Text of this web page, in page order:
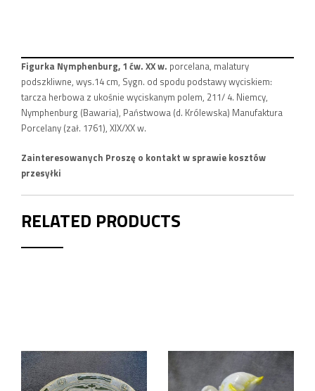
Figurka Nymphenburg, 1 ćw. XX w. porcelana, malatury
podszkliwne, wys.14 cm, Sygn. od spodu podstawy wyciskiem:
tarcza herbowa z ukośnie wyciskanym polem, 211/ 4. Niemcy,
Nymphenburg (Bawaria), Państwowa (d. Królewska) Manufaktura
Porcelany (zał. 1761), XIX/XX w.
Zainteresowanych Proszę o kontakt w sprawie kosztów
przesyłki
RELATED PRODUCTS